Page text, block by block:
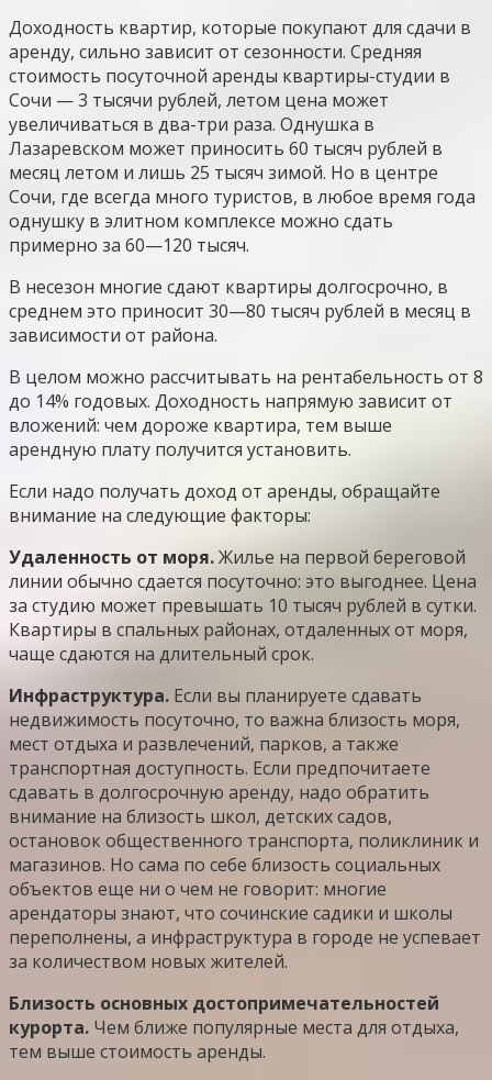
Доходность квартир, которые покупают для сдачи в
аренду, сильно зависит от сезонности. Средняя
стоимость посуточной аренды квартиры-студии в
Сочи — 3 тысячи рублей, летом цена может
увеличиваться в два-три раза. Однушка в
Лазаревском может приносить 60 тысяч рублей в
месяц летом и лишь 25 тысяч зимой. Но в центре
Сочи, где всегда много туристов, в любое время года
однушку в элитном комплексе можно сдать
примерно за 60—120 тысяч.
В несезон многие сдают квартиры долгосрочно, в
среднем это приносит 30—80 тысяч рублей в месяц в
зависимости от района.
В целом можно рассчитывать на рентабельность от 8
до 14% годовых. Доходность напрямую зависит от
вложений: чем дороже квартира, тем выше
арендную плату получится установить.
Если надо получать доход от аренды, обращайте
внимание на следующие факторы:
Удаленность от моря.Жилье на первой береговой
линии обычно сдается посуточно: это выгоднее. Цена
за студию может превышать 10 тысяч рублей в сутки.
Квартиры в спальных районах, отдаленных от моря,
чаще сдаются на длительный срок.
Инфраструктура. Если вы планируете сдавать
недвижимость посуточно, то важна близость моря,
мест отдыха и развлечений, парков, а также
транспортная доступность. Если предпочитаете
сдавать в долгосрочную аренду, надо обратить
внимание на близость школ, детских садов,
остановок общественного транспорта, поликлиник и
магазинов. Но сама по себе близость социальных
объектов еще ни о чем не говорит: многие
арендаторы знают, что сочинские садики и школы
переполнены, а инфраструктура в городе не успевает
за количеством новых жителей.
Близость основных достопримечательностей
курорта. Чем ближе популярные места для отдыха,
тем выше стоимость аренды.